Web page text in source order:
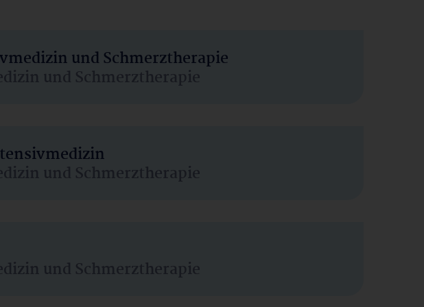
und Schmerztherapie
und Schmerztherapie
und Schmerztherapie
und Schmerztherapie